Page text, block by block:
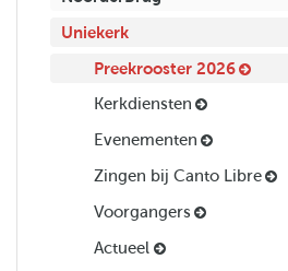
Uniekerk
Preekrooster 2026
Kerkdiensten
Evenementen
Zingen bij Canto Libre
Voorgangers
Actueel